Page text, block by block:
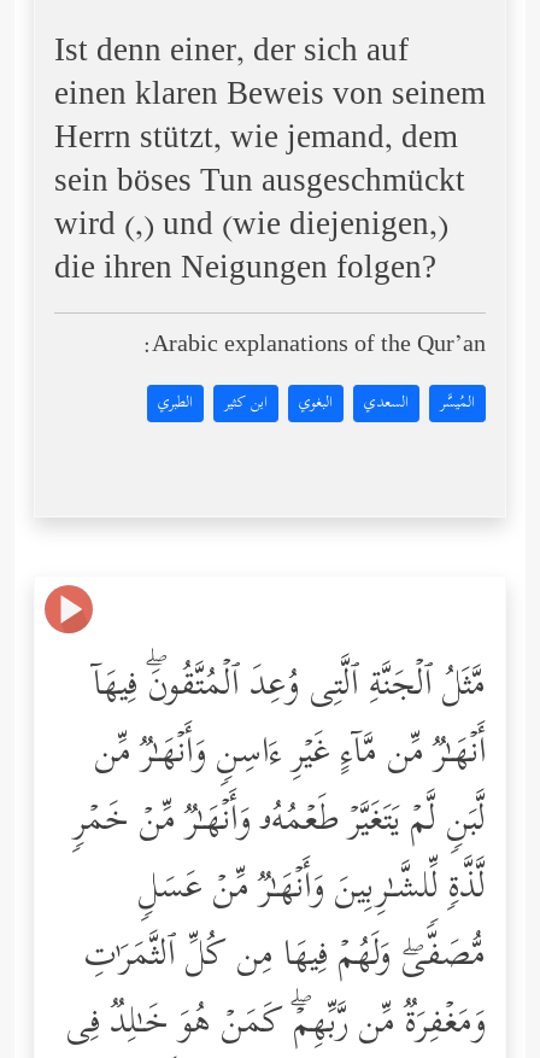
Ist denn einer, der sich auf
einen klaren Beweis von seinem
Herrn stützt, wie jemand, dem
sein böses Tun ausgeschmückt
wird (,) und (wie diejenigen,)
die ihren Neigungen folgen?
Arabic explanations of the Qur’an:
المُيسَّر السعدي البغوي ابن كثير الطبري
مَّثَلُ ٱلۡجَنَّةِ ٱلَّتِی وُعِدَ ٱلۡمُتَّقُونَۖ فِیهَاۤ
أَنۡهَـٰرࣱ مِّن مَّاۤءٍ غَیۡرِ ءَاسِنࣲ وَأَنۡهَـٰرࣱ مِّن
لَّبَنࣲ لَّمۡ یَتَغَیَّرۡ طَعۡمُهُۥ وَأَنۡهَـٰرࣱ مِّنۡ خَمۡرࣲ
لَّذَّةࣲ لِّلشَّـٰرِبِینَ وَأَنۡهَـٰرࣱ مِّنۡ عَسَلࣲ
مُّصَفࣰّىۖ وَلَهُمۡ فِیهَا مِن كُلِّ ٱلثَّمَرَ ٰ⁠تِ
وَمَغۡفِرَةࣱ مِّن رَّبِّهِمۡۖ كَمَنۡ هُوَ خَـٰلِدࣱ فِی